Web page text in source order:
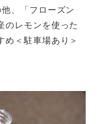
、「フローズン
のレモンを使った
＜駐車場あり＞